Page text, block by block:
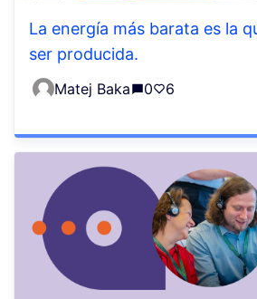
La energía más barata es la
ser producida.
Matej Baka 0 6